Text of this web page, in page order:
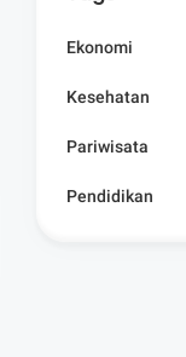
Ekonomi
Kesehatan
Pariwisata
Pendidikan